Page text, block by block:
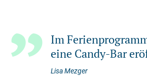
Im
eine Candy-Bar
Lisa Mezger